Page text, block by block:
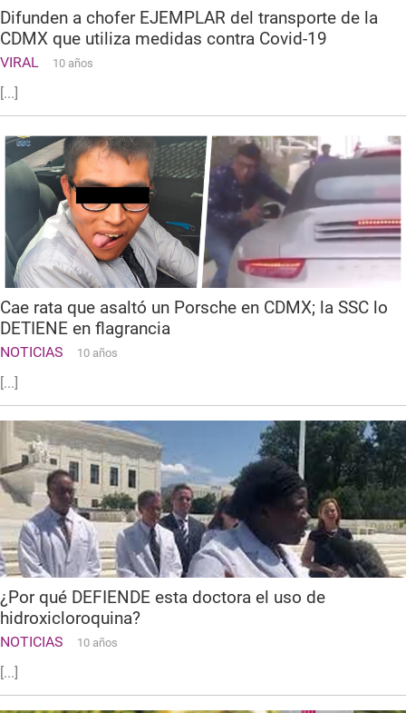
Difunden a chofer EJEMPLAR del transporte de la
CDMX que utiliza medidas contra Covid-19
VIRAL 10 años
[...]
Cae rata que asaltó un Porsche en CDMX; la SSC lo
DETIENE en flagrancia
NOTICIAS 10 años
[...]
¿Por qué DEFIENDE esta doctora el uso de
hidroxicloroquina?
NOTICIAS 10 años
[...]